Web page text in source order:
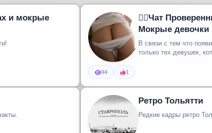
❤️‍🔥Чат
Мокрые девочки
В связи с тем что
только тех девушек,
94 1
Ретро Тольятти
Редкие кадры ретро